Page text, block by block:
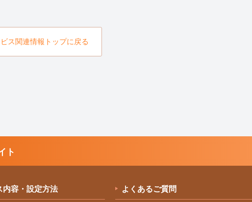
ス関連情報トップに戻る
ト
内容・設定方法 よくあるご質問